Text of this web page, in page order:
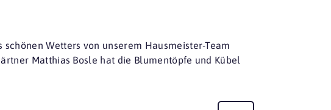
Wetters von unserem Hausmeister-Team
Matthias Bosle hat die Blumentöpfe und Kübel